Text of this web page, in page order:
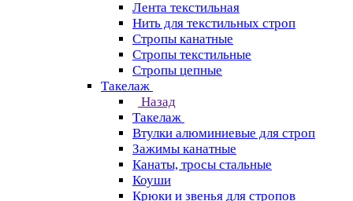
Лента текстильная
Нить для текстильных строп
Стропы канатные
Стропы текстильные
Стропы цепные
Такелаж
Назад
Такелаж
Втулки алюминиевые для строп
Зажимы канатные
Канаты, тросы стальные
Коуши
Крюки и звенья для стропов